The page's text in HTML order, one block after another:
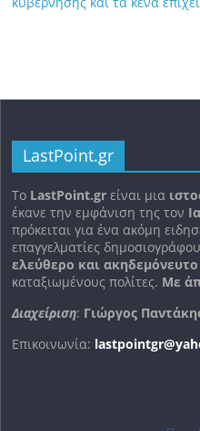
LastPoint.gr
To LastPoint.gr είναι μια
έκανε την εμφάνιση της τον
πρόκειται για ένα ακόμη
επαγγελματίες
ελεύθερο και
καταξιωμένους πολίτες. Με
Διαχείριση: Γιώργος
Επικοινωνία: